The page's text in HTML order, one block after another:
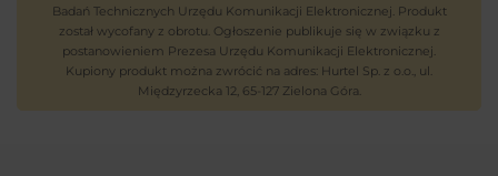
Badań Technicznych Urzędu Komunikacji Elektronicznej. Produkt
został wycofany z obrotu. Ogłoszenie publikuje się w związku z
postanowieniem Prezesa Urzędu Komunikacji Elektronicznej.
Kupiony produkt można zwrócić na adres: Hurtel Sp. z o.o., ul.
Międzyrzecka 12, 65-127 Zielona Góra.